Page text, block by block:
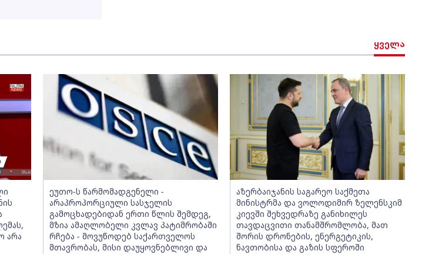
ყველა
არა
ეუთო-ს წარმომადგენელი -
არაპროპორციული სასჯელის
გამოცხადებიდან ერთი წლის შემდეგ,
მზია ამაღლობელი კვლავ პატიმრობაში
რჩება - მოვუწოდებ საქართველოს
მთავრობას, მისი დაუყოვნებლივი და
აზერბაიჯანის საგარეო საქმეთა
მინისტრმა და ვოლოდიმირ ზელენსკიმ
კიევში შეხვედრაზე განიხილეს
თავდაცვითი თანამშრომლობა, მათ
შორის დრონების, ენერგეტიკის,
ნავთობისა და გაზის სფეროში